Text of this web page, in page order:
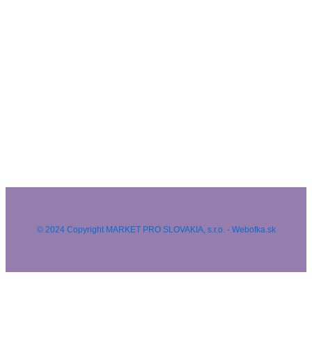
© 2024 Copyright MARKET PRO SLOVAKIA, s.r.o. - Webofka.sk